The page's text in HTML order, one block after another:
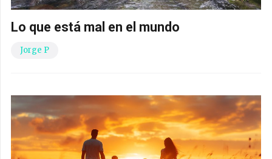
Lo que está mal en el mundo
Jorge P